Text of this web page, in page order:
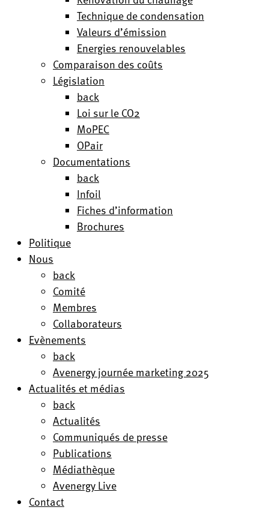
Technique de condensation
Valeurs d’émission
Energies renouvelables
Comparaison des coûts
Législation
back
Loi sur le CO2
MoPEC
OPair
Documentations
back
Infoil
Fiches d’information
Brochures
Politique
Nous
back
Comité
Membres
Collaborateurs
Evènements
back
Avenergy journée marketing 2025
Actualités et médias
back
Actualités
Communiqués de presse
Publications
Médiathèque
Avenergy Live
Contact